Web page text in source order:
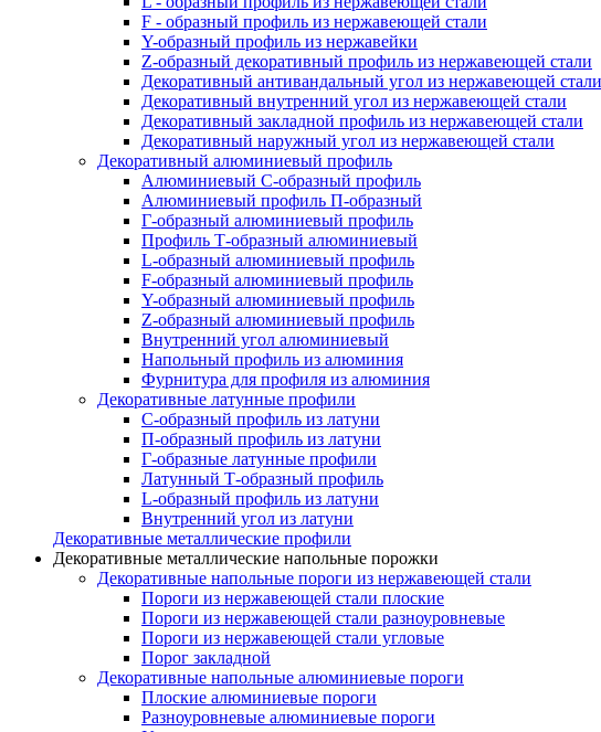
F - образный профиль из нержавеющей стали
Y-образный профиль из нержавейки
Z-образный декоративный профиль из нержавеющей стали
Декоративный антивандальный угол из нержавеющей стали
Декоративный внутренний угол из нержавеющей стали
Декоративный закладной профиль из нержавеющей стали
Декоративный наружный угол из нержавеющей стали
Декоративный алюминиевый профиль
Алюминиевый С-образный профиль
Алюминиевый профиль П-образный
Г-образный алюминиевый профиль
Профиль Т-образный алюминиевый
L-образный алюминиевый профиль
F-образный алюминиевый профиль
Y-образный алюминиевый профиль
Z-образный алюминиевый профиль
Внутренний угол алюминиевый
Напольный профиль из алюминия
Фурнитура для профиля из алюминия
Декоративные латунные профили
C-образный профиль из латуни
П-образный профиль из латуни
Г-образные латунные профили
Латунный Т-образный профиль
L-образный профиль из латуни
Внутренний угол из латуни
Декоративные металлические профили
Декоративные металлические напольные порожки
Декоративные напольные пороги из нержавеющей стали
Пороги из нержавеющей стали плоские
Пороги из нержавеющей стали разноуровневые
Пороги из нержавеющей стали угловые
Порог закладной
Декоративные напольные алюминиевые пороги
Плоские алюминиевые пороги
Разноуровневые алюминиевые пороги